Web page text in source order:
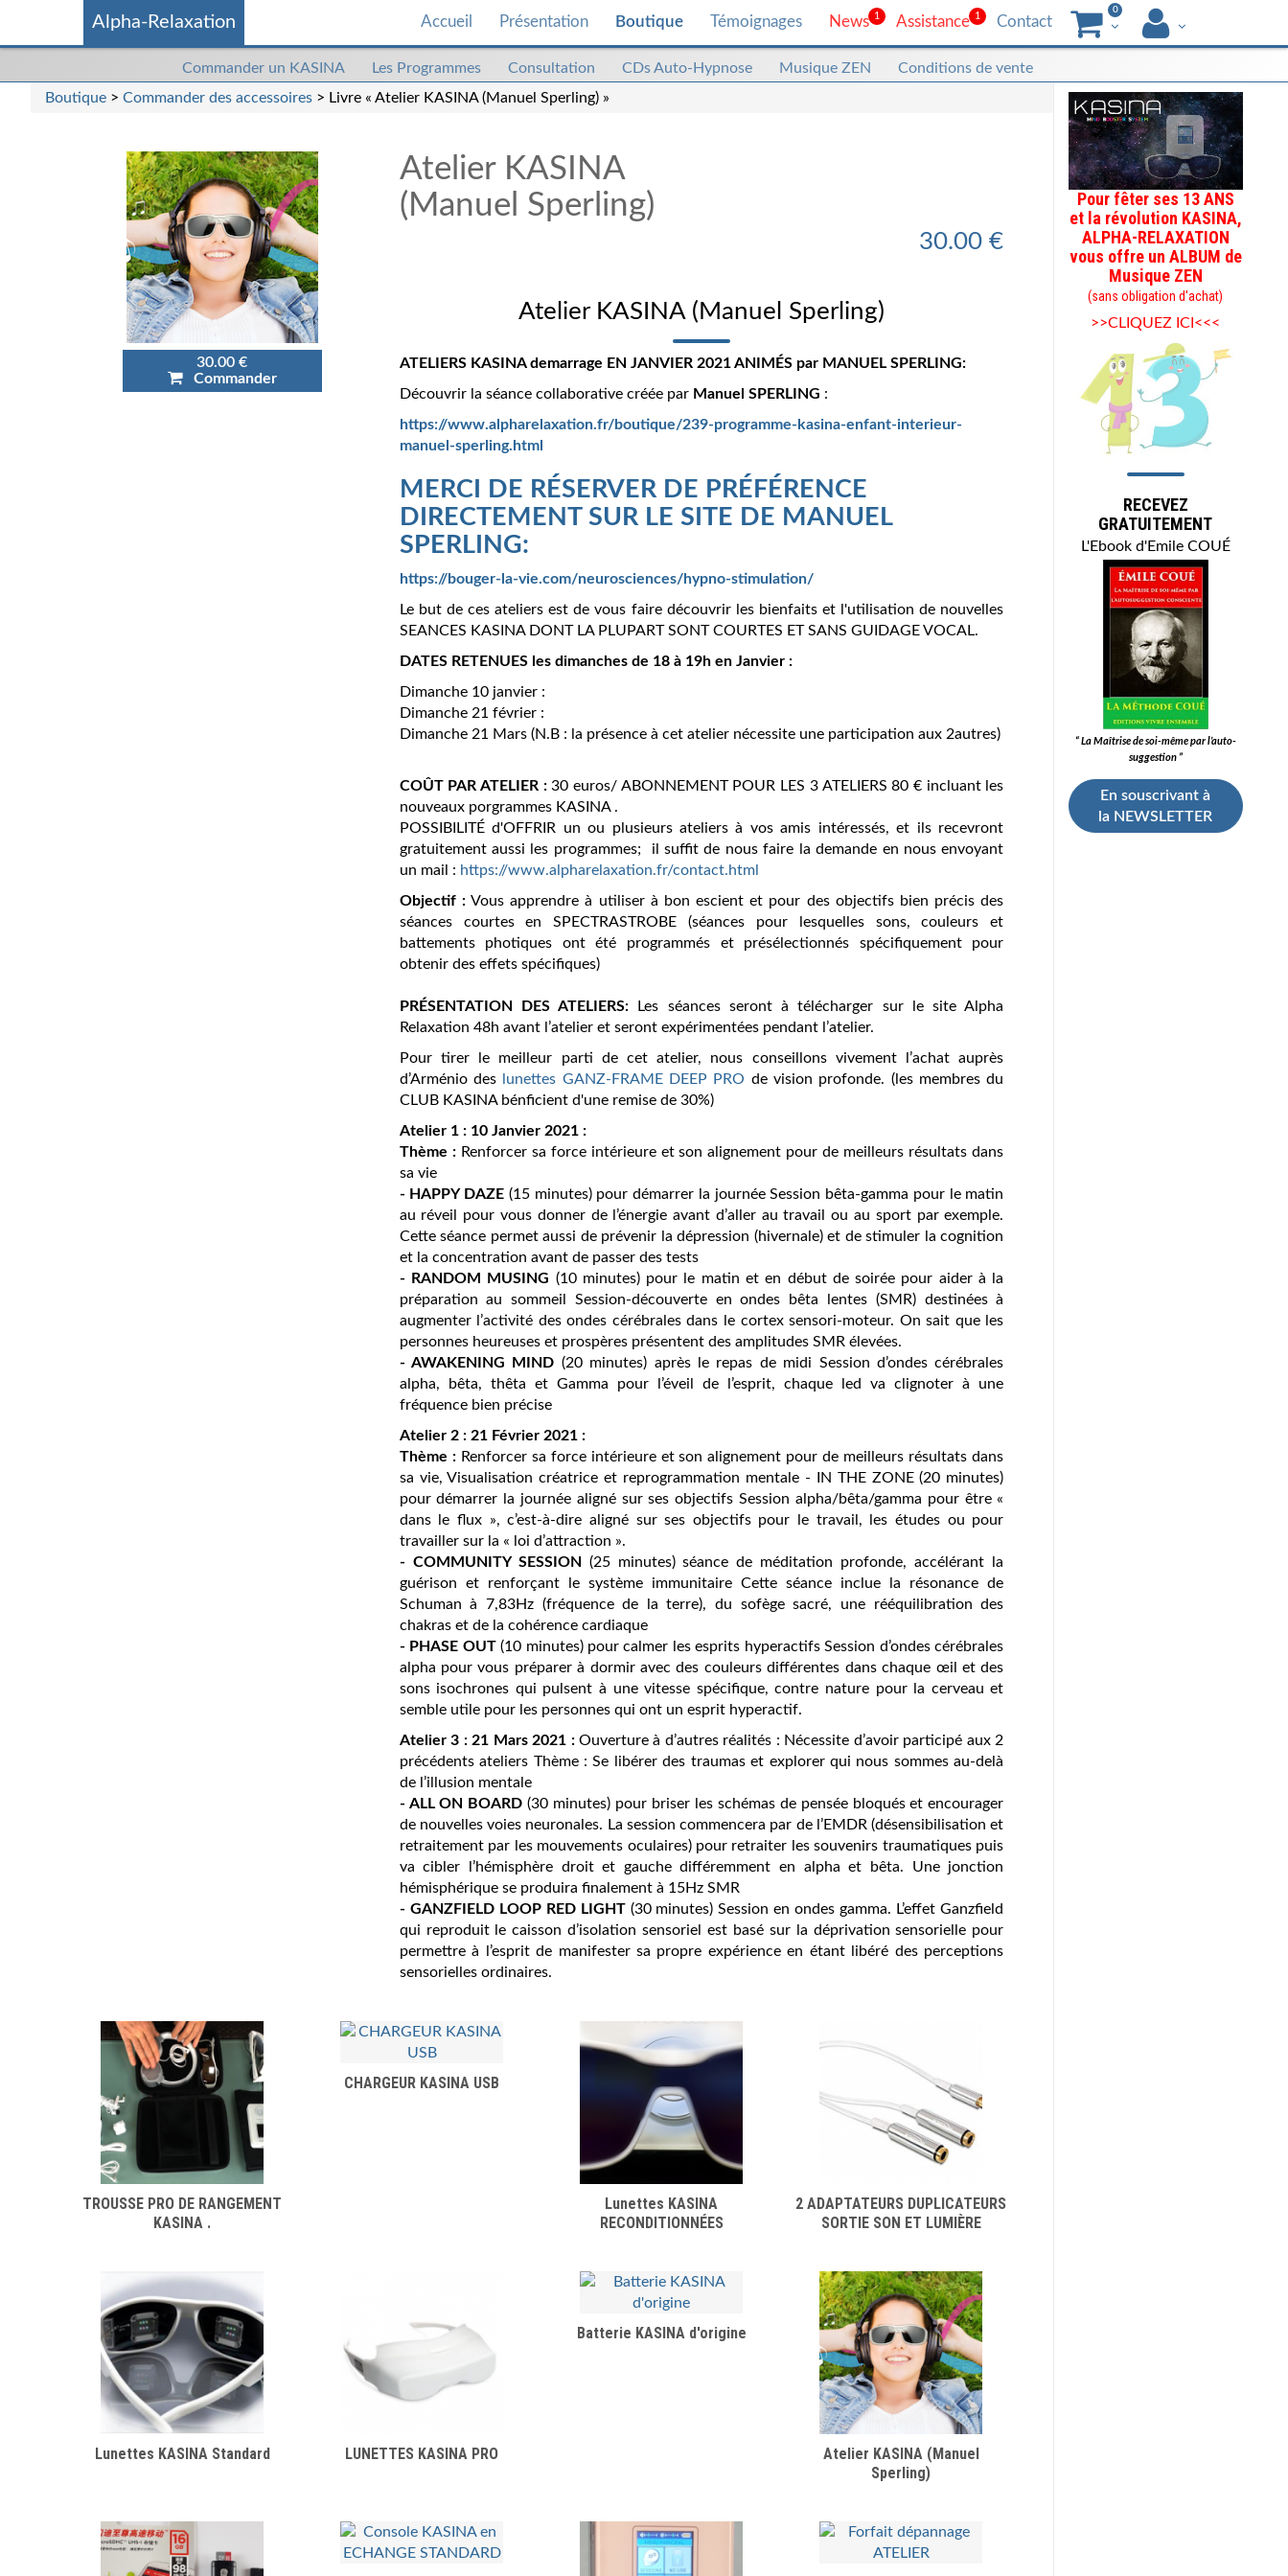
Alpha-Relaxation
0
Accueil Présentation Boutique
Commander
un
kasina
Commander un KASINA Les Programmes Consultation CDs Auto-Hypnose Musique ZEN Conditions de vente
Témoignages 1
News 1
Assistance Contact
Boutique > Commander des accessoires > Livre « Atelier KASINA (Manuel Sperling) »
30.00 €
Commander
Atelier KASINA
(Manuel Sperling)
30.00 €
Atelier KASINA (Manuel Sperling)
ATELIERS KASINA demarrage EN JANVIER 2021 ANIMÉS par MANUEL SPERLING:
Découvrir la séance collaborative créée par Manuel SPERLING :
https://www.alpharelaxation.fr/boutique/239-programme-kasina-enfant-interieur-
manuel-sperling.html
MERCI DE RÉSERVER DE PRÉFÉRENCE
DIRECTEMENT SUR LE SITE DE MANUEL
SPERLING:
https://bouger-la-vie.com/neurosciences/hypno-stimulation/
Le but de ces ateliers est de vous faire découvrir les bienfaits et l'utilisation de nouvelles
SEANCES KASINA DONT LA PLUPART SONT COURTES ET SANS GUIDAGE VOCAL.
DATES RETENUES les dimanches de 18 à 19h en Janvier :
Dimanche 10 janvier :
Dimanche 21 février :
Dimanche 21 Mars (N.B : la présence à cet atelier nécessite une participation aux 2autres)
COÛT PAR ATELIER :30 euros/ ABONNEMENT POUR LES 3 ATELIERS 80 € incluant les
nouveaux porgrammes KASINA .
POSSIBILITÉ d'OFFRIR un ou plusieurs ateliers à vos amis intéressés, et ils recevront
gratuitement aussi les programmes; il suffit de nous faire la demande en nous envoyant
un mail : https://www.alpharelaxation.fr/contact.html
Objectif :Vous apprendre à utiliser à bon escient et pour des objectifs bien précis des
séances courtes en SPECTRASTROBE (séances pour lesquelles sons, couleurs et
battements photiques ont été programmés et présélectionnés spécifiquement pour
obtenir des effets spécifiques)
PRÉSENTATION DES ATELIERS: Les séances seront à télécharger sur le site Alpha
Relaxation 48h avant l’atelier et seront expérimentées pendant l’atelier.
Pour tirer le meilleur parti de cet atelier, nous conseillons vivement l’achat auprès
d’Arménio des
lunettes GANZ-FRAME DEEP PRO de vision profonde. (les membres du
CLUB KASINA bénficient d'une remise de 30%)
Atelier 1 : 10 Janvier 2021 :
Thème :Renforcer sa force intérieure et son alignement pour de meilleurs résultats dans
sa vie
- HAPPY DAZE (15 minutes) pour démarrer la journée Session bêta-gamma pour le matin
au réveil pour vous donner de l’énergie avant d’aller au travail ou au sport par exemple.
Cette séance permet aussi de prévenir la dépression (hivernale) et de stimuler la cognition
et la concentration avant de passer des tests
- RANDOM MUSING (10 minutes) pour le matin et en début de soirée pour aider à la
préparation au sommeil Session-découverte en ondes bêta lentes (SMR) destinées à
augmenter l’activité des ondes cérébrales dans le cortex sensori-moteur. On sait que les
personnes heureuses et prospères présentent des amplitudes SMR élevées.
- AWAKENING MIND (20 minutes) après le repas de midi Session d’ondes cérébrales
alpha, bêta, thêta et Gamma pour l’éveil de l’esprit, chaque led va clignoter à une
fréquence bien précise
Atelier 2 : 21 Février 2021 :
Thème :Renforcer sa force intérieure et son alignement pour de meilleurs résultats dans
sa vie, Visualisation créatrice et reprogrammation mentale - IN THE ZONE (20 minutes)
pour démarrer la journée aligné sur ses objectifs Session alpha/bêta/gamma pour être «
dans le flux », c’est-à-dire aligné sur ses objectifs pour le travail, les études ou pour
travailler sur la « loi d’attraction ».
- COMMUNITY SESSION (25 minutes) séance de méditation profonde, accélérant la
guérison et renforçant le système immunitaire Cette séance inclue la résonance de
Schuman à 7,83Hz (fréquence de la terre), du sofège sacré, une rééquilibration des
chakras et de la cohérence cardiaque
- PHASE OUT(10 minutes) pour calmer les esprits hyperactifs Session d’ondes cérébrales
alpha pour vous préparer à dormir avec des couleurs différentes dans chaque œil et des
sons isochrones qui pulsent à une vitesse spécifique, contre nature pour la cerveau et
semble utile pour les personnes qui ont un esprit hyperactif.
Atelier 3 : 21 Mars 2021 :Ouverture à d’autres réalités : Nécessite d’avoir participé aux 2
précédents ateliers Thème : Se libérer des traumas et explorer qui nous sommes au-delà
de l’illusion mentale
- ALL ON BOARD (30 minutes) pour briser les schémas de pensée bloqués et encourager
de nouvelles voies neuronales. La session commencera par de l’EMDR (désensibilisation et
retraitement par les mouvements oculaires) pour retraiter les souvenirs traumatiques puis
va cibler l’hémisphère droit et gauche différemment en alpha et bêta. Une jonction
hémisphérique se produira finalement à 15Hz SMR
- GANZFIELD LOOP RED LIGHT(30 minutes) Session en ondes gamma. L’effet Ganzfield
qui reproduit le caisson d’isolation sensoriel est basé sur la déprivation sensorielle pour
permettre à l’esprit de manifester sa propre expérience en étant libéré des perceptions
sensorielles ordinaires.
TROUSSE PRO DE RANGEMENT
KASINA .
CHARGEUR KASINA USB
Lunettes KASINA
RECONDITIONNÉES
2 ADAPTATEURS DUPLICATEURS
SORTIE SON ET LUMIÈRE
Lunettes KASINA Standard LUNETTES KASINA PRO
Batterie KASINA d'origine
Atelier KASINA (Manuel
Sperling)
Pour fêter ses 13 ANS
et la révolution KASINA,
ALPHA-RELAXATION
vous offre un ALBUM de
Musique ZEN
(sans obligation d'achat)
>>CLIQUEZ ICI<<<
RECEVEZ
GRATUITEMENT
L'Ebook d'Emile COUÉ
“ La Maîtrise de soi-même par l’auto-
suggestion ”
En souscrivant à
la NEWSLETTER